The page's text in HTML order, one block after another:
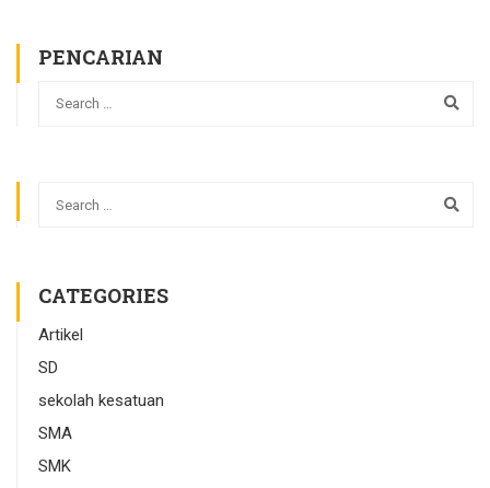
PENCARIAN
CATEGORIES
Artikel
SD
sekolah kesatuan
SMA
SMK